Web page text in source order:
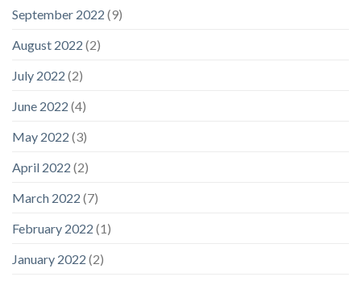
September 2022 (9)
August 2022 (2)
July 2022 (2)
June 2022 (4)
May 2022 (3)
April 2022 (2)
March 2022 (7)
February 2022 (1)
January 2022 (2)